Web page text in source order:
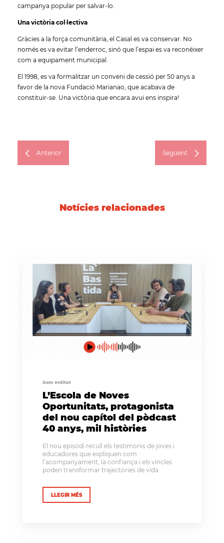
campanya popular per salvar-lo.
Una victòria col·lectiva
Gràcies a la força comunitària, el Casal es va conservar. No
només es va evitar l’enderroc, sinó que l’espai es va reconèixer
com a equipament ​municipal.
El 1998, es va formalitzar un conveni de cessió per 50 anys a
favor de la nova Fundació Marianao, que acabava de
constituir-se. Una victòria que encara avui ens inspira!
Anterior Següent
Notícies relacionades
Som entitat
L’Escola de Noves
Oportunitats, protagonista
del nou capítol del pòdcast
40 anys, mil històries
El nou episodi recull els testimonis de joves i
educadores que expliquen com
l’acompanyament, la confiança i els vincles
poden transformar trajectòries de vida
LLEGIR MÉS